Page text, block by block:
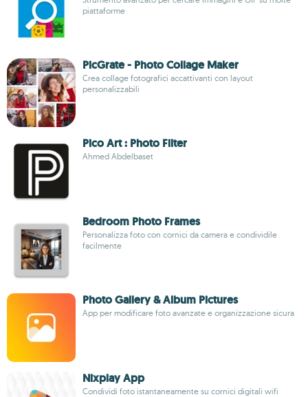
piattaforme
PicGrate - Photo Collage Maker
Crea collage fotografici accattivanti con layout
personalizzabili
Pico Art : Photo Filter
Ahmed Abdelbaset
Bedroom Photo Frames
Personalizza foto con cornici da camera e condividile
facilmente
Photo Gallery & Album Pictures
App per modificare foto avanzate e organizzazione sicura
Nixplay App
Condividi foto istantaneamente su cornici digitali wifi